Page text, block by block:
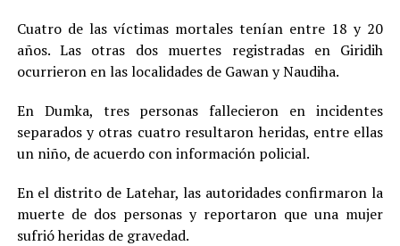
Cuatro de las víctimas mortales tenían entre 18 y 20
años. Las otras dos muertes registradas en Giridih
ocurrieron en las localidades de Gawan y Naudiha.
En Dumka, tres personas fallecieron en incidentes
separados y otras cuatro resultaron heridas, entre ellas
un niño, de acuerdo con información policial.
En el distrito de Latehar, las autoridades confirmaron la
muerte de dos personas y reportaron que una mujer
sufrió heridas de gravedad.